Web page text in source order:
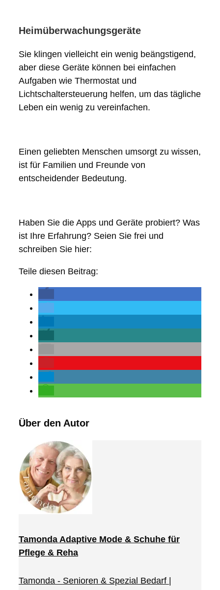
Heimüberwachungsgeräte
Sie klingen vielleicht ein wenig beängstigend,
aber diese Geräte können bei einfachen
Aufgaben wie Thermostat und
Lichtschaltersteuerung helfen, um das tägliche
Leben ein wenig zu vereinfachen.
Einen geliebten Menschen umsorgt zu wissen,
ist für Familien und Freunde von
entscheidender Bedeutung.
Haben Sie die Apps und Geräte probiert? Was
ist Ihre Erfahrung? Seien Sie frei und
schreiben Sie hier:
Teile diesen Beitrag:
Über den Autor
Tamonda Adaptive Mode & Schuhe für
Pflege & Reha
Tamonda - Senioren & Spezial Bedarf |